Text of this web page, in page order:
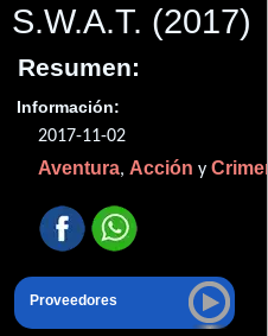
S.W.A.T. (2017)
Resumen:
Información:
2017-11-02
Aventura, Acción y Crimen
Proveedores